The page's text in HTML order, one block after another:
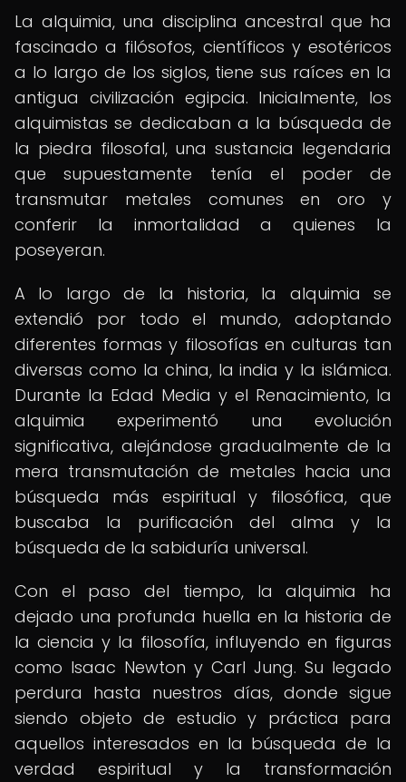
La alquimia, una disciplina ancestral que ha
fascinado a filósofos, científicos y esotéricos
a lo largo de los siglos, tiene sus raíces en la
antigua civilización egipcia. Inicialmente, los
alquimistas se dedicaban a la búsqueda de
la piedra filosofal, una sustancia legendaria
que supuestamente tenía el poder de
transmutar metales comunes en oro y
conferir la inmortalidad a quienes la
poseyeran.
A lo largo de la historia, la alquimia se
extendió por todo el mundo, adoptando
diferentes formas y filosofías en culturas tan
diversas como la china, la india y la islámica.
Durante la Edad Media y el Renacimiento, la
alquimia experimentó una evolución
significativa, alejándose gradualmente de la
mera transmutación de metales hacia una
búsqueda más espiritual y filosófica, que
buscaba la purificación del alma y la
búsqueda de la sabiduría universal.
Con el paso del tiempo, la alquimia ha
dejado una profunda huella en la historia de
la ciencia y la filosofía, influyendo en figuras
como Isaac Newton y Carl Jung. Su legado
perdura hasta nuestros días, donde sigue
siendo objeto de estudio y práctica para
aquellos interesados en la búsqueda de la
verdad espiritual y la transformación